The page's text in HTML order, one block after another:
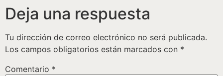
Deja una respuesta
Tu dirección de correo electrónico no será publicada.
Los campos obligatorios están marcados con *
Comentario *